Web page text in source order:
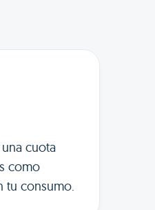
cuota
como
tu consumo.